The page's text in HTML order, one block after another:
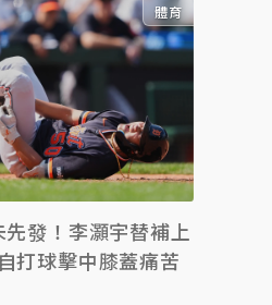
體育
發！李灝宇替補上
打球擊中膝蓋痛苦